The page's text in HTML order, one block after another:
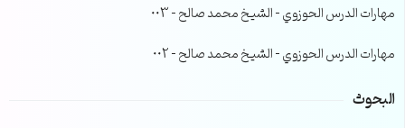
مهارات الدرس الحوزوي – الشيخ محمد صالح – 003
مهارات الدرس الحوزوي – الشيخ محمد صالح – 002
البحوث